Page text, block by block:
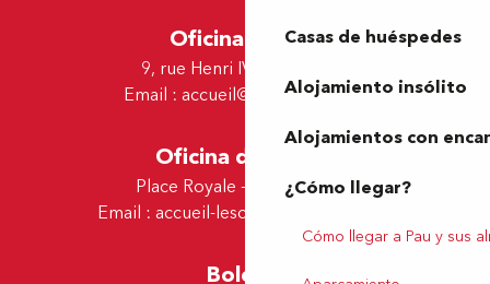
Casas de huéspedes
Alojamiento insólito
Alojamientos con
¿Cómo llegar?
Cómo llegar a Pau y sus
Oficina de Pau
9, rue Henri IV - 64000 Pau
Email : accueil@tourismepau.fr
Oficina de Lescar
Place Royale - 64230 Lescar
Email : accueil-lescar@tourismepau.fr
Boletín